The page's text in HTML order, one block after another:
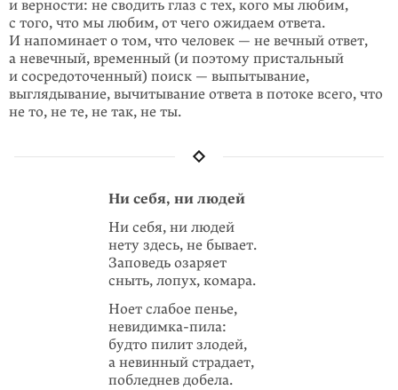
и верности: не сводить глаз с тех, кого мы любим,
с того, что мы любим, от чего ожидаем ответа.
И напоминает о том, что человек — не вечный ответ,
а невечный, временный (и поэтому пристальный
и сосредоточенный) поиск — выпытывание,
выглядывание, вычитывание ответа в потоке всего, что
не то, не те, не так, не ты.
Ни себя, ни людей
Ни себя, ни людей
нету здесь, не бывает.
Заповедь озаряет
сныть, лопух, комара.
Ноет слабое пенье,
невидимка-пила:
будто пилит злодей,
а невинный страдает,
побледнев добела.